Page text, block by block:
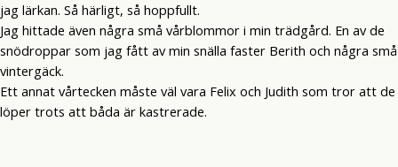
jag lärkan. Så härligt, så hoppfullt.
Jag hittade även några små vårblommor i min trädgård. En av de
snödroppar som jag fått av min snälla faster Berith och några små
vintergäck.
Ett annat vårtecken måste väl vara Felix och Judith som tror att de
löper trots att båda är kastrerade.